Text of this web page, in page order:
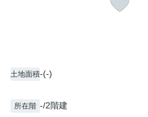
土地面積-(-)
所在階 -/2階建